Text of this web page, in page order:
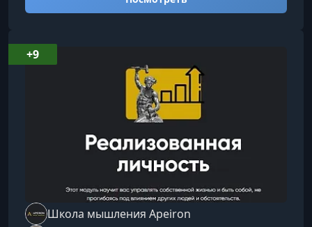
этот семинарМы разберём, почему выражение
«женская власть» вызывает напряжение у всех
— у женщин и мужчин. И почему истинн
Школа мышления Apeiron
+9